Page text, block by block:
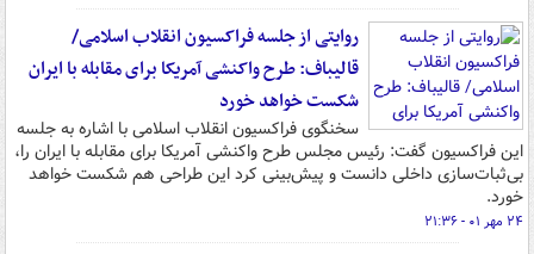
روایتی از جلسه فراکسیون انقلاب اسلامی/
قالیباف: طرح واکنشی آمریکا برای مقابله با ایران
شکست خواهد خورد
سخنگوی فراکسیون انقلاب اسلامی با اشاره به جلسه
این فراکسیون گفت: رئیس مجلس طرح واکنشی آمریکا برای مقابله با ایران را،
بی‌ثبات‌سازی داخلی دانست و پیش‌بینی کرد این طراحی هم شکست خواهد
خورد.
۲۴ مهر ۰۱ - ۲۱:۳۶